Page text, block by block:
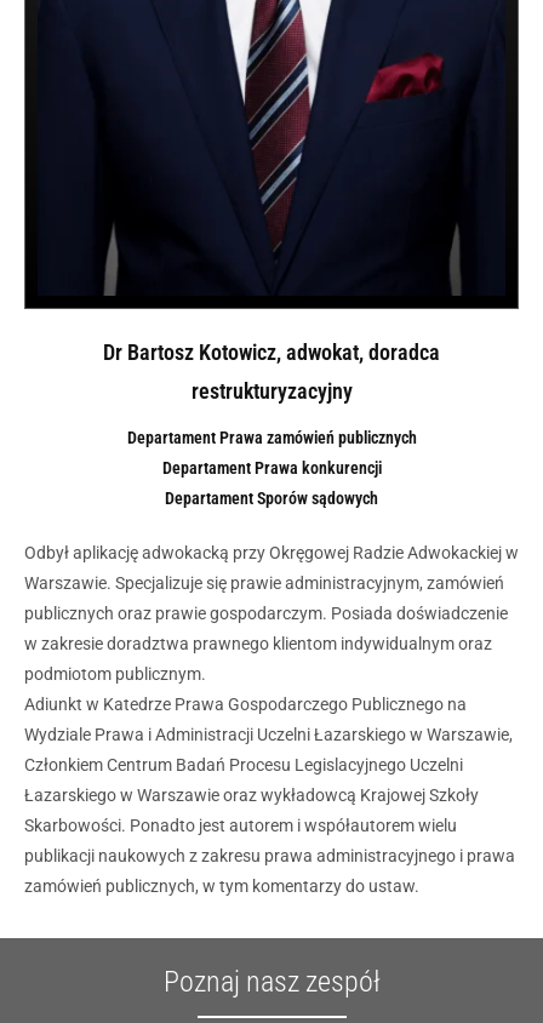
Dr Bartosz Kotowicz, adwokat, doradca
restrukturyzacyjny
Departament Prawa zamówień publicznych
Departament Prawa konkurencji
Departament Sporów sądowych
Odbył aplikację adwokacką przy Okręgowej Radzie Adwokackiej w
Warszawie. Specjalizuje się prawie administracyjnym, zamówień
publicznych oraz prawie gospodarczym. Posiada doświadczenie
w zakresie doradztwa prawnego klientom indywidualnym oraz
podmiotom publicznym.
Adiunkt w Katedrze Prawa Gospodarczego Publicznego na
Wydziale Prawa i Administracji Uczelni Łazarskiego w Warszawie,
Członkiem Centrum Badań Procesu Legislacyjnego Uczelni
Łazarskiego w Warszawie oraz wykładowcą Krajowej Szkoły
Skarbowości. Ponadto jest autorem i współautorem wielu
publikacji naukowych z zakresu prawa administracyjnego i prawa
zamówień publicznych, w tym komentarzy do ustaw.
Poznaj nasz zespół